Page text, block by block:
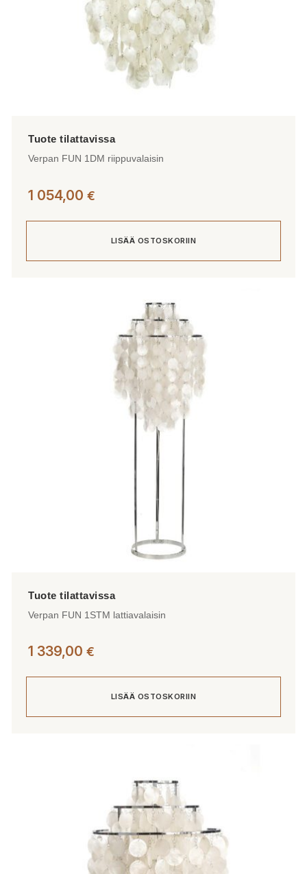
Verpan FUN 1DM riippuvalaisin
1 054,00 €
LISÄÄ OSTOSKORIIN
Verpan FUN 1STM lattiavalaisin
1 339,00 €
LISÄÄ OSTOSKORIIN